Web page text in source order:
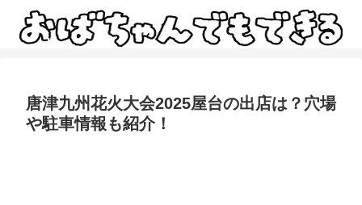
唐津九州花火大会2025屋台の出店は？穴場
や駐車情報も紹介！